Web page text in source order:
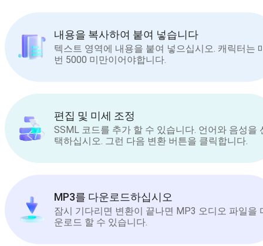
내용을 복사하여 붙여 넣습니다
텍스트 영역에 내용을 붙여 넣으십시오. 캐릭터는
번 5000 미만이어야합니다.
편집 및 미세 조정
SSML 코드를 추가 할 수 있습니다. 언어와 음성을
택하십시오. 그런 다음 변환 버튼을 클릭합니다.
MP3를 다운로드하십시오
잠시 기다리면 변환이 끝나면 MP3 오디오 파일을
운로드 할 수 있습니다.